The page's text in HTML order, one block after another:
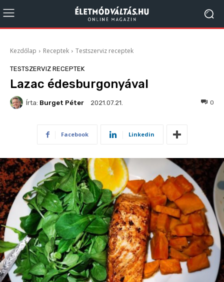
Kezdőlap Receptek Testszerviz receptek
TESTSZERVIZ RECEPTEK
Lazac édesburgonyával
Írta: Burget Péter 2021.07.21. 0
Facebook Linkedin